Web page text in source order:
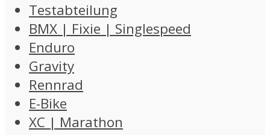
Testabteilung
BMX | Fixie | Singlespeed
Enduro
Gravity
Rennrad
E-Bike
XC | Marathon